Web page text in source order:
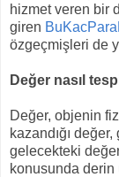
hizmet veren bir
giren
özgeçmişleri de
Değer nasıl
Değer, objenin
kazandığı
gelecekteki
konusunda derin